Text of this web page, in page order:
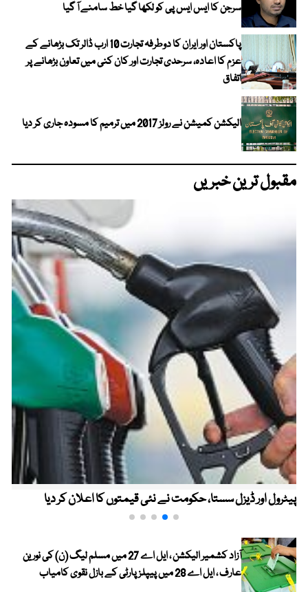
سرجن کا ایس ایس پی کو لکھا گیا خط سامنے آ گیا
پاکستان اور ایران کا دوطرفہ تجارت 10 ارب ڈالر تک بڑھانے کے
عزم کا اعادہ، سرحدی تجارت اور کان کنی میں تعاون بڑھانے پر
اتفاق
الیکشن کمیشن نے رولز 2017 میں ترمیم کا مسودہ جاری کر دیا
مقبول ترین خبریں
پیٹرول اور ڈیزل سستا، حکومت نے نئی قیمتوں کا اعلان کر دیا
آزاد کشمیر الیکشن ، ایل اے 27 میں مسلم لیگ (ن) کی نورین
عارف ، ایل اے 28 میں پیپلز پارٹی کے بازل نقوی کامیاب